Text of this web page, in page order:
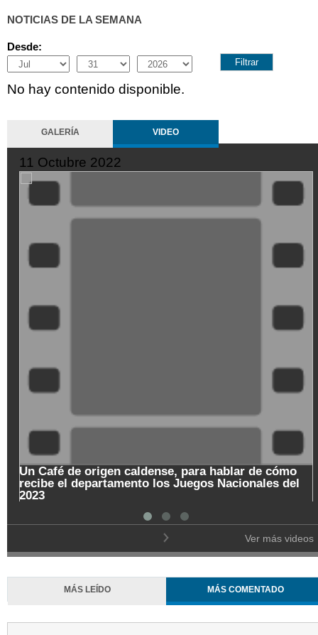
NOTICIAS DE LA SEMANA
Desde:
Month
Day Year
No hay contenido disponible.
GALERÍA VIDEO
11 Octubre 2022
SeQiPrxjl-
Un Café de origen caldense, para hablar de cómo
recibe el departamento los Juegos Nacionales del
2023
Ver más videos
MÁS LEÍDO MÁS COMENTADO